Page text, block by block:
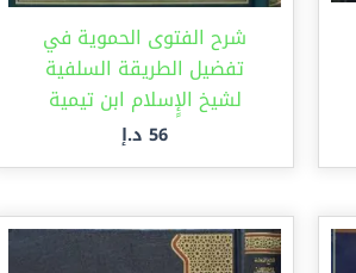
شرح الفتوى الحموية في
تفضيل الطريقة السلفية
لشيخ الإٍسلام ابن تيمية
56 د.إ